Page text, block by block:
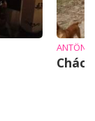
ANTÔNIO